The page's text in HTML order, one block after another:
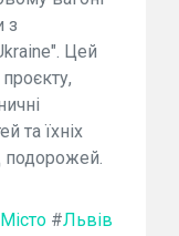
з
Цей
та їхніх
подорожей.
Місто #Львів